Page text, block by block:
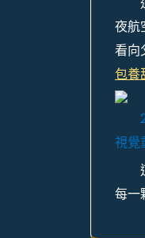
夜航
看向
包養
視覺
每一